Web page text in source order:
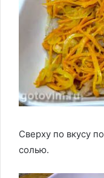
Сверху по вкусу
солью.